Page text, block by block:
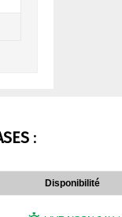
:
Disponibilité